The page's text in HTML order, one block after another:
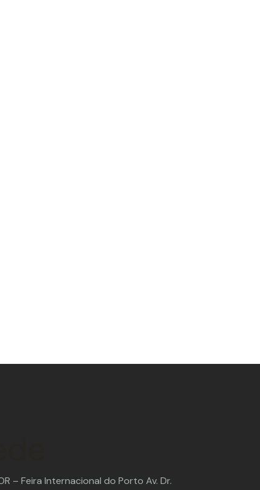
– Feira Internacional do Porto Av. Dr.